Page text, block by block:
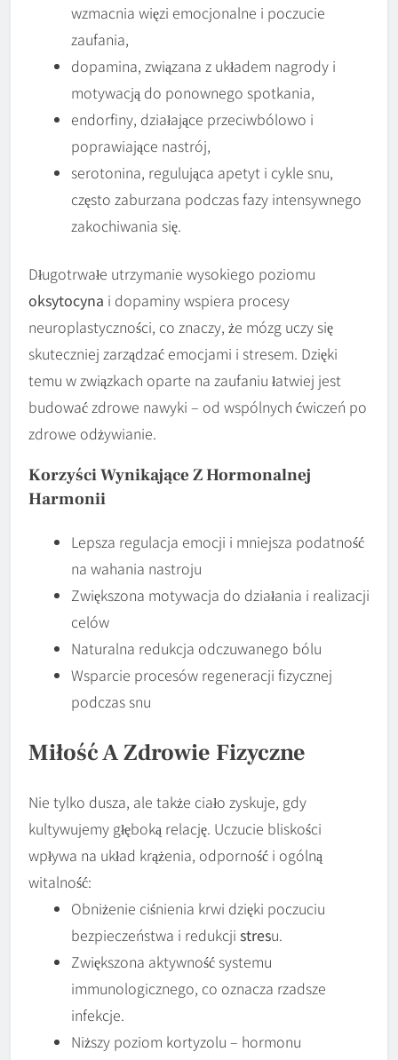
wzmacnia więzi emocjonalne i poczucie
zaufania,
dopamina, związana z układem nagrody i
motywacją do ponownego spotkania,
endorfiny, działające przeciwbólowo i
poprawiające nastrój,
serotonina, regulująca apetyt i cykle snu,
często zaburzana podczas fazy intensywnego
zakochiwania się.
Długotrwałe utrzymanie wysokiego poziomu
oksytocyna i dopaminy wspiera procesy
neuroplastyczności, co znaczy, że mózg uczy się
skuteczniej zarządzać emocjami i stresem. Dzięki
temu w związkach oparte na zaufaniu łatwiej jest
budować zdrowe nawyki – od wspólnych ćwiczeń po
zdrowe odżywianie.
Korzyści Wynikające Z Hormonalnej
Harmonii
Lepsza regulacja emocji i mniejsza podatność
na wahania nastroju
Zwiększona motywacja do działania i realizacji
celów
Naturalna redukcja odczuwanego bólu
Wsparcie procesów regeneracji fizycznej
podczas snu
Miłość A Zdrowie Fizyczne
Nie tylko dusza, ale także ciało zyskuje, gdy
kultywujemy głęboką relację. Uczucie bliskości
wpływa na układ krążenia, odporność i ogólną
witalność:
Obniżenie ciśnienia krwi dzięki poczuciu
bezpieczeństwa i redukcji stresu.
Zwiększona aktywność systemu
immunologicznego, co oznacza rzadsze
infekcje.
Niższy poziom kortyzolu – hormonu